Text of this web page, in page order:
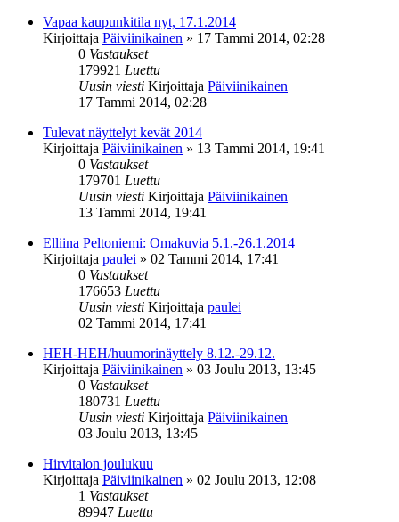
Vapaa kaupunkitila nyt, 17.1.2014
Kirjoittaja Päiviinikainen » 17 Tammi 2014, 02:28
0 Vastaukset
179921 Luettu
Uusin viesti Kirjoittaja Päiviinikainen
17 Tammi 2014, 02:28
Tulevat näyttelyt kevät 2014
Kirjoittaja Päiviinikainen » 13 Tammi 2014, 19:41
0 Vastaukset
179701 Luettu
Uusin viesti Kirjoittaja Päiviinikainen
13 Tammi 2014, 19:41
Elliina Peltoniemi: Omakuvia 5.1.-26.1.2014
Kirjoittaja paulei » 02 Tammi 2014, 17:41
0 Vastaukset
176653 Luettu
Uusin viesti Kirjoittaja paulei
02 Tammi 2014, 17:41
HEH-HEH/huumorinäyttely 8.12.-29.12.
Kirjoittaja Päiviinikainen » 03 Joulu 2013, 13:45
0 Vastaukset
180731 Luettu
Uusin viesti Kirjoittaja Päiviinikainen
03 Joulu 2013, 13:45
Hirvitalon joulukuu
Kirjoittaja Päiviinikainen » 02 Joulu 2013, 12:08
1 Vastaukset
89947 Luettu